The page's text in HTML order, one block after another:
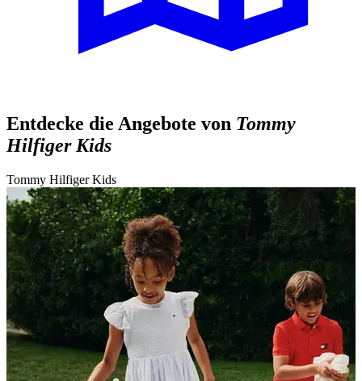
Entdecke die Angebote von Tommy
Hilfiger Kids
Tommy Hilfiger Kids